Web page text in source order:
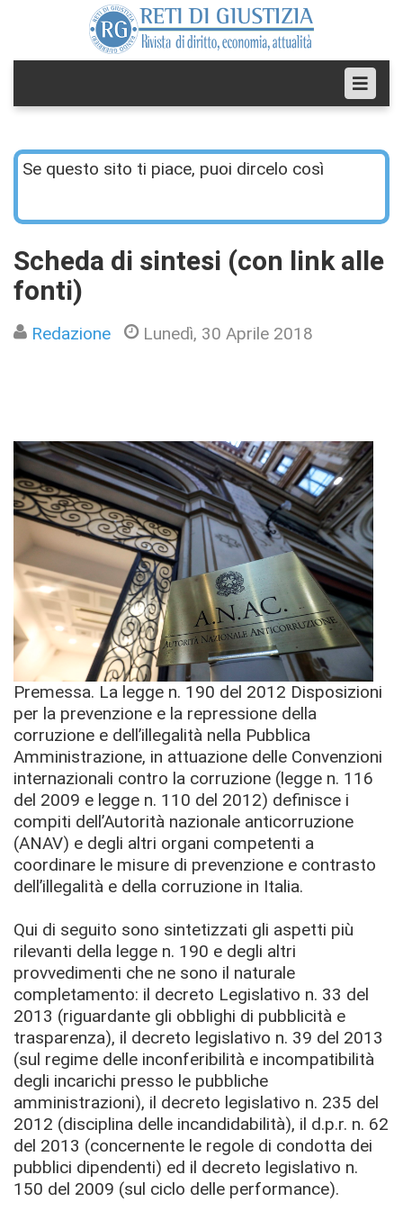
Se questo sito ti piace, puoi dircelo così
Scheda di sintesi (con link alle
fonti)
Redazione Lunedì, 30 Aprile 2018
Premessa. La legge n. 190 del 2012 Disposizioni
per la prevenzione e la repressione della
corruzione e dell’illegalità nella Pubblica
Amministrazione, in attuazione delle Convenzioni
internazionali contro la corruzione (legge n. 116
del 2009 e legge n. 110 del 2012) definisce i
compiti dell’Autorità nazionale anticorruzione
(ANAV) e degli altri organi competenti a
coordinare le misure di prevenzione e contrasto
dell’illegalità e della corruzione in Italia.
Qui di seguito sono sintetizzati gli aspetti più
rilevanti della legge n. 190 e degli altri
provvedimenti che ne sono il naturale
completamento: il decreto Legislativo n. 33 del
2013 (riguardante gli obblighi di pubblicità e
trasparenza), il decreto legislativo n. 39 del 2013
(sul regime delle inconferibilità e incompatibilità
degli incarichi presso le pubbliche
amministrazioni), il decreto legislativo n. 235 del
2012 (disciplina delle incandidabilità), il d.p.r. n. 62
del 2013 (concernente le regole di condotta dei
pubblici dipendenti) ed il decreto legislativo n.
150 del 2009 (sul ciclo delle performance).